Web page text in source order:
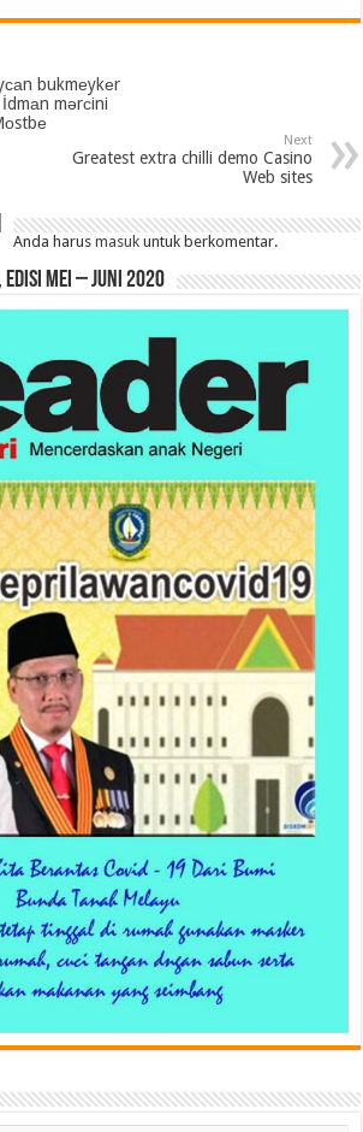
bukmеykеr
mərсini
Next
Greatest extra chilli demo Casino
Web sites
Anda harusmasuk untuk berkomentar.
EDISI MEI – JUNI 2020